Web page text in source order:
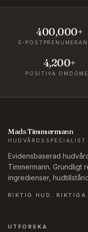
400,000+
E-
4,200+
POSITIVA
Mads Timmermann
HUDVÅRDSSPECIALIST
Evidensbaserad
Timmermann. Grundligt
ingredienser,
RIKTIG HUD. RIKTIGA
UTFORSKA